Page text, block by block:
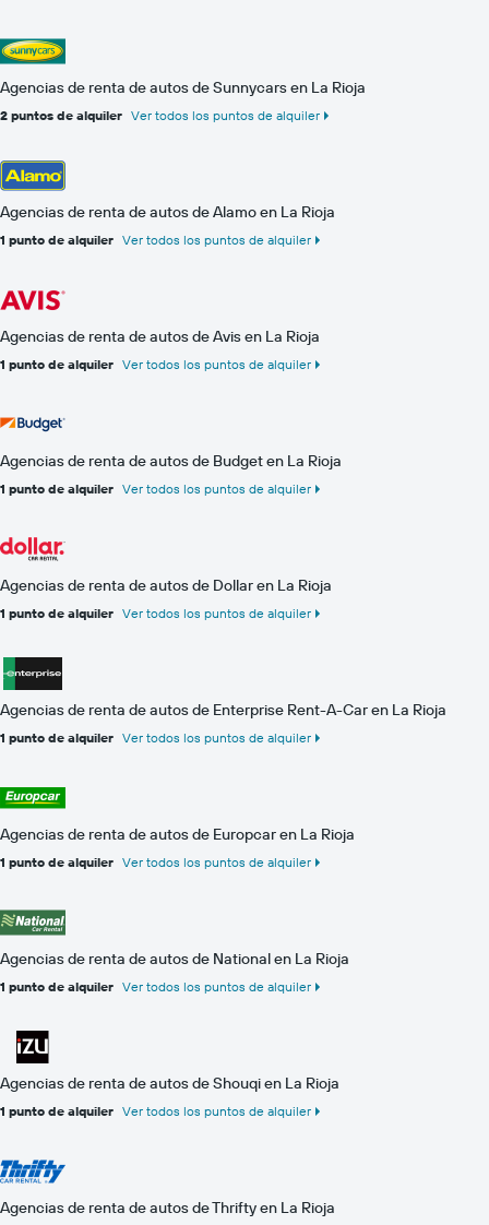
Agencias de renta de autos de Sunnycars en La Rioja
2 puntos de alquiler Ver todos los puntos de alquiler
Agencias de renta de autos de Alamo en La Rioja
1 punto de alquiler Ver todos los puntos de alquiler
Agencias de renta de autos de Avis en La Rioja
1 punto de alquiler Ver todos los puntos de alquiler
Agencias de renta de autos de Budget en La Rioja
1 punto de alquiler Ver todos los puntos de alquiler
Agencias de renta de autos de Dollar en La Rioja
1 punto de alquiler Ver todos los puntos de alquiler
Agencias de renta de autos de Enterprise Rent-A-Car en La Rioja
1 punto de alquiler Ver todos los puntos de alquiler
Agencias de renta de autos de Europcar en La Rioja
1 punto de alquiler Ver todos los puntos de alquiler
Agencias de renta de autos de National en La Rioja
1 punto de alquiler Ver todos los puntos de alquiler
Agencias de renta de autos de Shouqi en La Rioja
1 punto de alquiler Ver todos los puntos de alquiler
Agencias de renta de autos de Thrifty en La Rioja